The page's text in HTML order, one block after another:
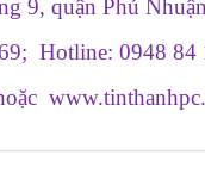
9, quận Phú
Hotline: 0948 84